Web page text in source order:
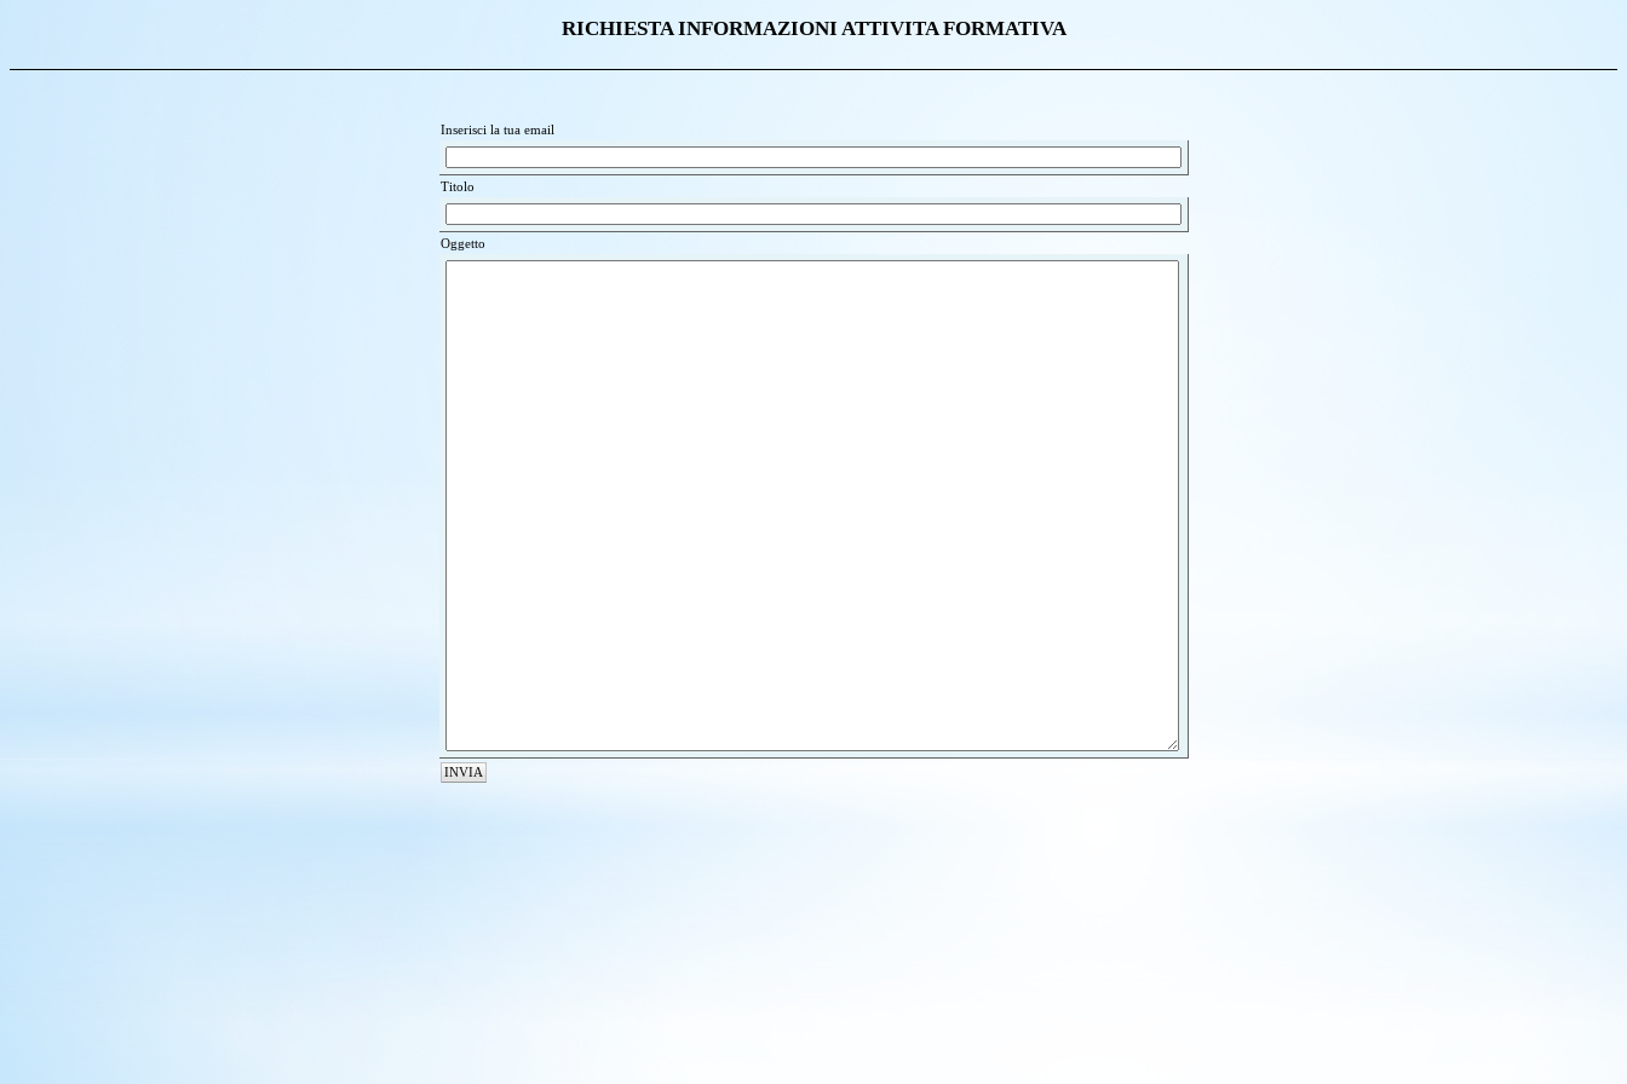
RICHIESTA INFORMAZIONI ATTIVITA FORMATIVA
Inserisci la tua email
Titolo
Oggetto